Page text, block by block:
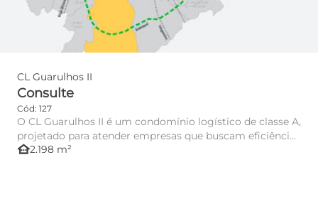
CL Guarulhos II
Consulte
Cód: 127
O CL Guarulhos II é um condomínio logístico de classe A,
projetado para atender empresas que buscam eficiência,
segu...
other_houses2.198 m²